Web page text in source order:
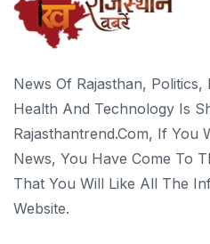
News Of Rajasthan,
Health And Technology Is
Rajasthantrend.com, If You
News, You Have Come To
That You Will Like All The
Website.